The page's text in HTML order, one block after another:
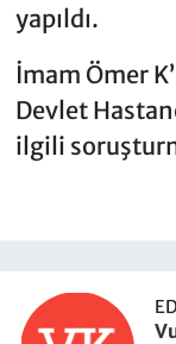
yapıldı.
İmam Ömer
Devlet
ilgili